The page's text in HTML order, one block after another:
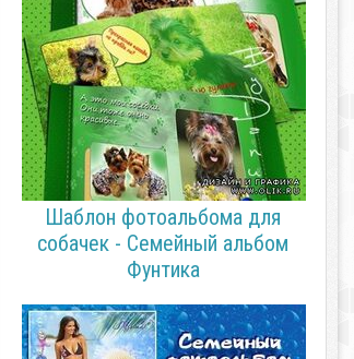
Шаблон фотоальбома для
собачек - Семейный альбом
Фунтика